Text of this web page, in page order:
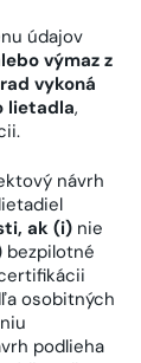
údajov
výmaz z
vykoná
lietadla,
návrh
ak (i) nie
bezpilotné
osobitných
podlieha